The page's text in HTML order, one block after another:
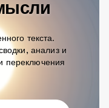
текста.
анализ и
переключения